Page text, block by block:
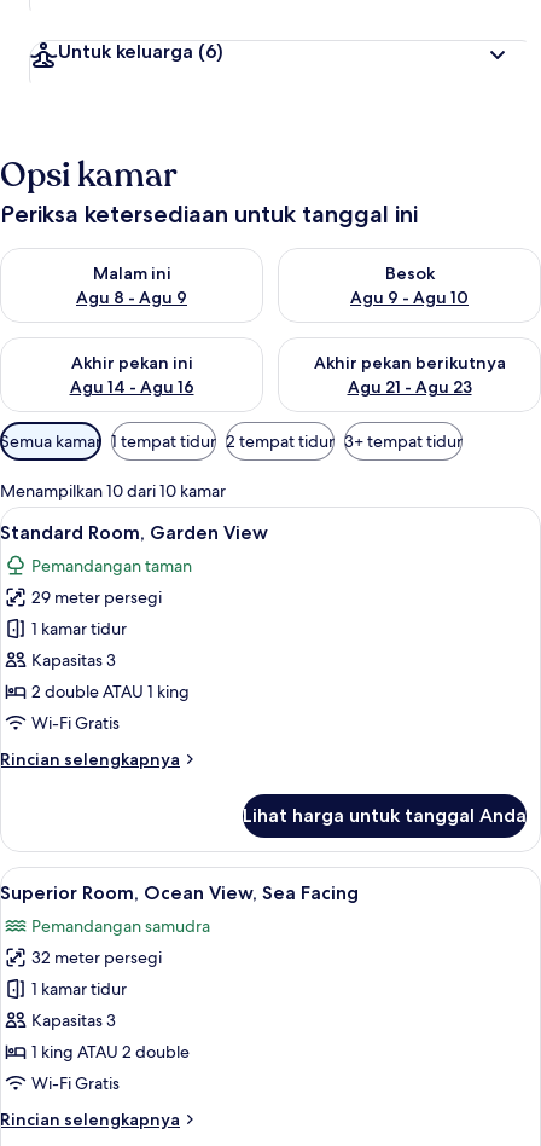
Untuk keluarga (6)
Opsi kamar
Periksa ketersediaan untuk tanggal ini
Malam ini
Agu 8 - Agu 9
Periksa ketersediaan untuk malam ini Agu 8 - Agu 9
Besok
Agu 9 - Agu 10
Periksa ketersediaan untuk
Akhir pekan ini
Agu 14 - Agu 16
Periksa ketersediaan untuk akhir pekan ini Agu 14 - Agu 16
Akhir pekan berikutnya
Agu 21 - Agu 23
Periksa ketersediaan untuk
Filter
tersedia
untuk
kamar
Semua kamar 1 tempat tidur 2 tempat tidur 3+ tempat tidur
Menampilkan 10 dari 10 kamar
Lihat
semua
foto
untuk
Standard
Room,
Garden
View
Standard Room, Garden View |
5
Standard Room, Garden View
Pemandangan taman
29 meter persegi
1 kamar tidur
Kapasitas 3
2 double ATAU 1 king
Wi-Fi Gratis
Rincian selengkapnya
Rincian
Standard
Room,
Garden
View
Lihat harga untuk tanggal Anda
Lihat
semua
foto
untuk
Superior
Room,
Ocean
View,
Facing
Superior Room, Ocean View, Sea
9
Superior Room, Ocean View, Sea Facing
Pemandangan samudra
32 meter persegi
1 kamar tidur
Kapasitas 3
1 king ATAU 2 double
Wi-Fi Gratis
Rincian selengkapnya
Rincian